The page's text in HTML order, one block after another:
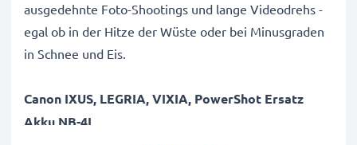
ausgedehnte Foto-Shootings und lange Videodrehs -
egal ob in der Hitze der Wüste oder bei Minusgraden
in Schnee und Eis.
Canon IXUS, LEGRIA, VIXIA, PowerShot Ersatz
Akku NB-4L